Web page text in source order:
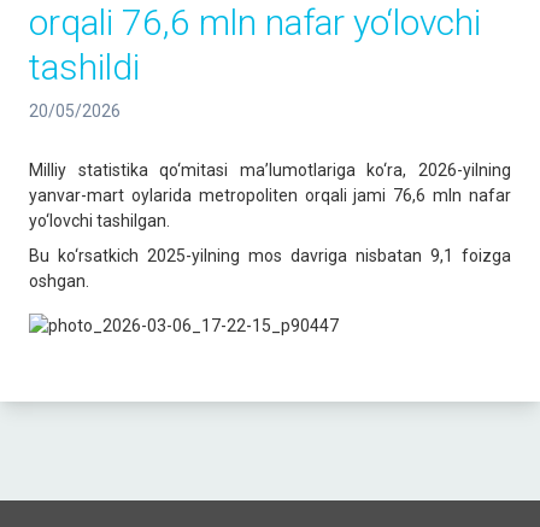
orqali 76,6 mln nafar yo‘lovchi
tashildi
20/05/2026
Milliy statistika qo‘mitasi ma’lumotlariga ko‘ra, 2026-yilning
yanvar-mart oylarida metropoliten orqali jami 76,6 mln nafar
yo‘lovchi tashilgan.
Bu ko‘rsatkich 2025-yilning mos davriga nisbatan 9,1 foizga
oshgan.